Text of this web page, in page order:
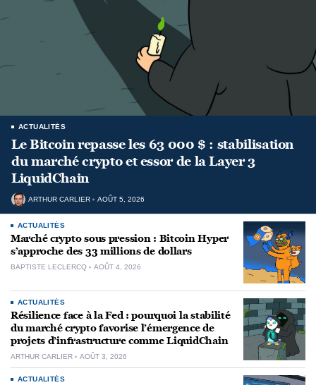
ACTUALITÉS
Le Bitcoin repasse les 63 000 $ : stabilisation
du marché crypto et essor de la Layer 3
LiquidChain
ARTHUR CARLIER AOÛT 5, 2026
ACTUALITÉS
Marché crypto sous pression : Bitcoin Hyper
s’approche des 33 millions de dollars
BAPTISTE LECLERCQ AOÛT 4, 2026
ACTUALITÉS
Résilience face à la Fed : pourquoi la stabilité
du marché crypto favorise l’émergence de
projets d’infrastructure comme LiquidChain
ARTHUR CARLIER AOÛT 3, 2026
ACTUALITÉS